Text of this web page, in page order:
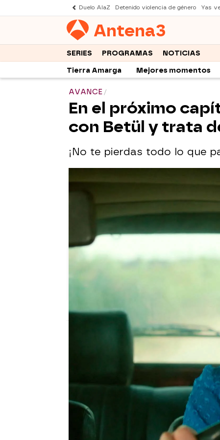
Duelo AlaZ Detenido violencia de género Yas
Antena3
SERIES PROGRAMAS NOTICIAS
Tierra Amarga Mejores momentos
AVANCE
En el próximo
con Betül y trata
¡No te pierdas todo lo que
Ana Bermejo Lillo |Sara Ruiz
En el capítulo de hoy de
Hakanle ha confesado a
Züleyha
. El joven está
le ha recordado que si
muerto de hambre y
él! ¿Cómo se habrá